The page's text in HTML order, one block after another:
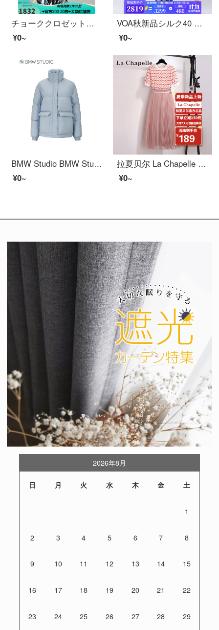
チョーククロゼットの両面には、ウールのショートコーストがあります。2021秋冬に新商品のスーツを着て、牛アボカドグリーンを襟にします。905 W 331牛油果緑165/40/L
¥0~
VOA秋新品シルク40 mm両面サテンVネック長袖ヒダ当て当て当てコンタクトレンズ側ワンピースAE 1079沁潤ヒスイ(Q 1)160/M
¥0~
BMW Studio BMW Studio 2021年秋冬新品婦人服ダウンジャケットWM 9 W 009 NWN 040 LIGHT SLATE 0
¥0~
拉夏贝尔 La Chapelle 半袖ワンピース女2022年夏时尚休闲百搭仙女裙修身显瘦长网纱スカート女两件セット 图片色 M
¥0~
2026年8月
日 月 火 水 木 金 土
1
2 3 4 5 6 7 8
9 10 11 12 13 14 15
16 17 18 19 20 21 22
23 24 25 26 27 28 29